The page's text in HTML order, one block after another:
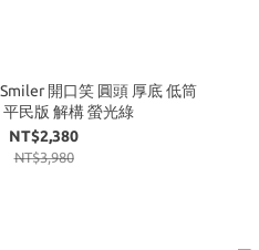
開口笑 圓頭 厚底 低筒
民版 解構 螢光綠
NT$2,380
NT$3,980